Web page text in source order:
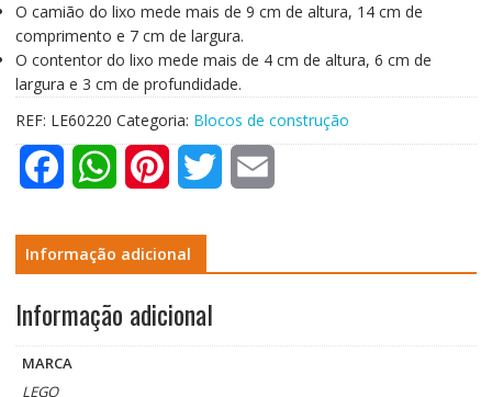
O camião do lixo mede mais de 9 cm de altura, 14 cm de
comprimento e 7 cm de largura.
O contentor do lixo mede mais de 4 cm de altura, 6 cm de
largura e 3 cm de profundidade.
REF: LE60220 Categoria: Blocos de construção
c
b
W
a
s
n
e
t
l
Informação adicional
Informação adicional
MARCA
LEGO